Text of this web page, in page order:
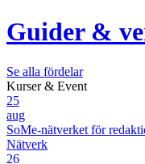
Guider &
Se alla fördelar
Kurser & Event
25
aug
SoMe-nätverket för
Nätverk
26